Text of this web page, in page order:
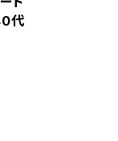
代